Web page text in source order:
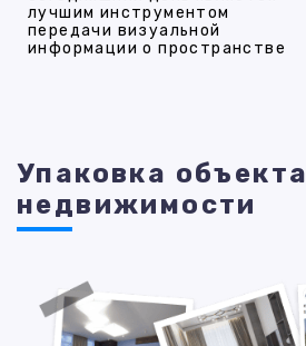
лучшим инструментом
передачи визуальной
информации о пространстве
Упаковка объекта
недвижимости